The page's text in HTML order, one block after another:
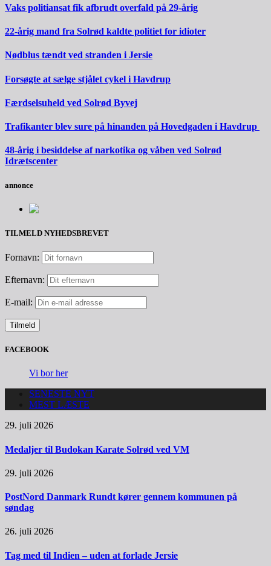
Vaks politiansat fik afbrudt overfald på 29-årig
22-årig mand fra Solrød kaldte politiet for idioter
Nødblus tændt ved stranden i Jersie
Forsøgte at sælge stjålet cykel i Havdrup
Færdselsuheld ved Solrød Byvej
Trafikanter blev sure på hinanden på Hovedgaden i Havdrup
48-årig i besiddelse af narkotika og våben ved Solrød
Idrætscenter
annonce
TILMELD NYHEDSBREVET
Fornavn:
Efternavn:
E-mail:
FACEBOOK
Vi bor her
SENESTE NYT
MEST LÆSTE
29. juli 2026
Medaljer til Budokan Karate Solrød ved VM
29. juli 2026
PostNord Danmark Rundt kører gennem kommunen på
søndag
26. juli 2026
Tag med til Indien – uden at forlade Jersie